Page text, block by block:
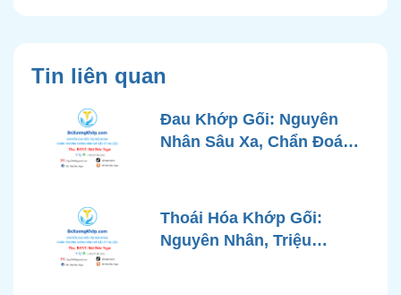
Tin liên quan
Đau Khớp Gối: Nguyên
Nhân Sâu Xa, Chẩn Đoán
Góc Nhìn Bác Sĩ Xương
Khớp
Thoái Hóa Khớp Gối:
Nguyên Nhân, Triệu